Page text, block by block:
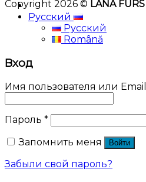
Copyright 2026 © LANA FURS
Русский
Русский
Română
Вход
Имя пользователя или Email
Пароль *
Запомнить меня
Войти
Забыли свой пароль?